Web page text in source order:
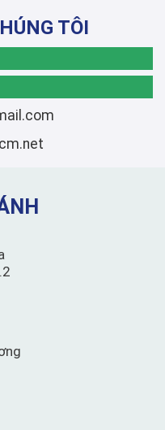
TÔI